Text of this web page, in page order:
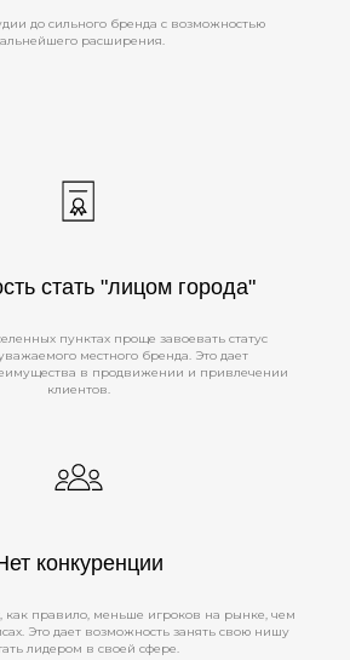
до сильного бренда с возможностью
расширения.
стать "лицом города"
пунктах проще завоевать статус
местного бренда. Это дает
в продвижении и привлечении
клиентов.
конкуренции
как правило, меньше игроков на рынке, чем
Это дает возможность занять свою нишу
лидером в своей сфере.